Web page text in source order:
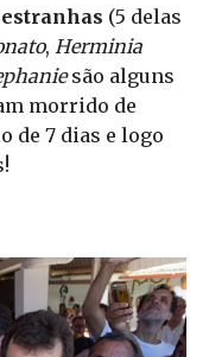
(5 delas
, Herminia
são alguns
morrido de
de 7 dias e logo